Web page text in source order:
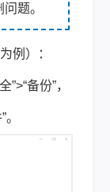
题。
例）：
”>“备份”，